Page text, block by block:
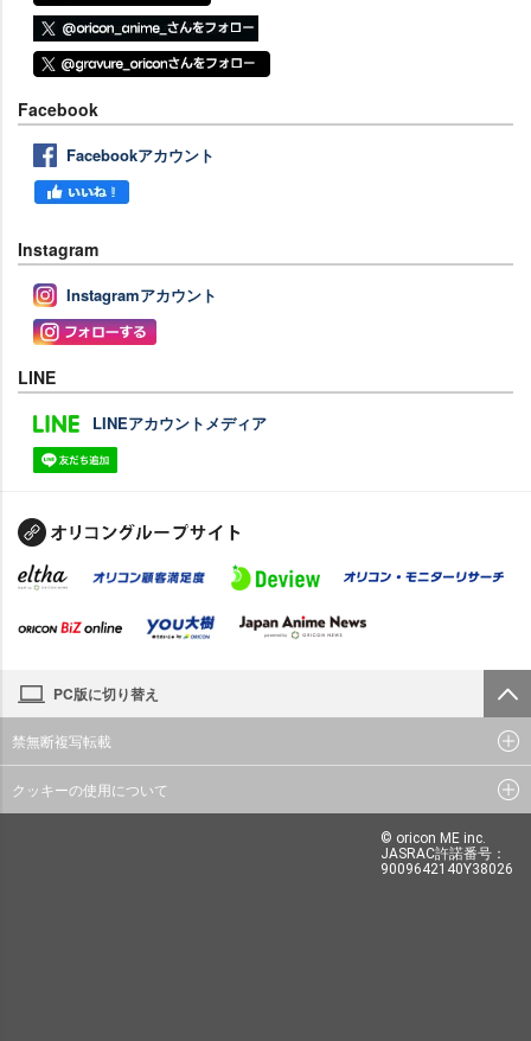
Facebook
Facebookアカウント
Instagram
Instagramアカウント
LINE
LINEアカウントメディア
PC版に切り替え
禁無断複写転載
クッキーの使用について
© oricon ME inc.
JASRAC許諾番号：
9009642140Y38026